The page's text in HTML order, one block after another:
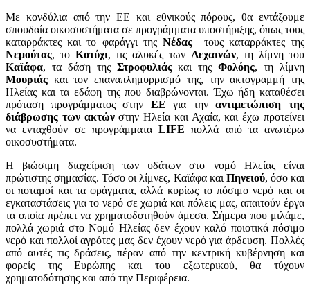
Με κονδύλια από την ΕΕ και εθνικούς πόρους, θα εντάξουμε
σπουδαία οικοσυστήματα σε προγράμματα υποστήριξης, όπως τους
καταρράκτες και το φαράγγι τηςΝέδας τους καταρράκτες της
Νεμούτας, το Κοτύχι, τις αλυκές των Λεχαινών, τη λίμνη του
Καϊάφα, τα δάση της Στροφυλιάςκαι τηςΦολόης, τη λίμνη
Μουριάς και τον επαναπλημυρρισμό της, την ακτογραμμή της
Ηλείας και τα εδάφη της που διαβρώνονται. Έχω ήδη καταθέσει
πρόταση προγράμματος στην ΕΕγια τηναντιμετώπιση της
διάβρωσης των ακτώνστην Ηλεία και Αχαΐα, και έχω προτείνει
να ενταχθούν σε προγράμματα LIFE πολλά από τα ανωτέρω
οικοσυστήματα.
Η βιώσιμη διαχείριση των υδάτων στο νομό Ηλείας είναι
πρώτιστης σημασίας. Τόσο οι λίμνες, Καϊάφα και Πηνειού, όσο και
οι ποταμοί και τα φράγματα, αλλά κυρίως το πόσιμο νερό και οι
εγκαταστάσεις για το νερό σε χωριά και πόλεις μας, απαιτούν έργα
τα οποία πρέπει να χρηματοδοτηθούν άμεσα. Σήμερα που μιλάμε,
πολλά χωριά στο Νομό Ηλείας δεν έχουν καλό ποιοτικά πόσιμο
νερό και πολλοί αγρότες μας δεν έχουν νερό για άρδευση. Πολλές
από αυτές τις δράσεις, πέραν από την κεντρική κυβέρνηση και
φορείς της Ευρώπης και του εξωτερικού, θα τύχουν
χρηματοδότησης και από την Περιφέρεια.